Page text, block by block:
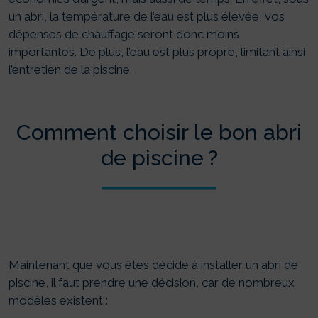
un abri, la température de l’eau est plus élevée, vos
dépenses de chauffage seront donc moins
importantes. De plus, l’eau est plus propre, limitant ainsi
l’entretien de la piscine.
Comment choisir le bon abri
de piscine ?
Maintenant que vous êtes décidé à installer un abri de
piscine, il faut prendre une décision, car de nombreux
modèles existent :